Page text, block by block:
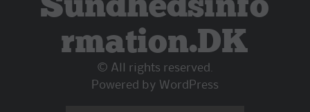
Sundhedsinfo
rmation.DK
© All rights reserved.
Powered by WordPress